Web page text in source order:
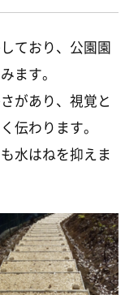
ており、公園園
ます。
があり、視覚と
伝わります。
水はねを抑えま